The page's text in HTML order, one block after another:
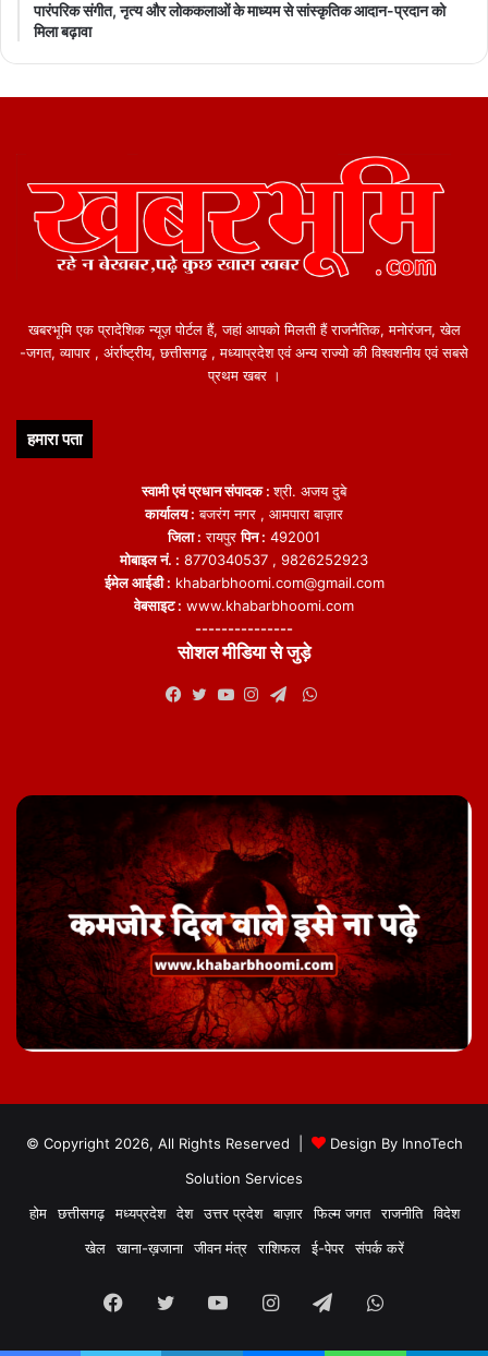
पारंपरिक संगीत, नृत्य और लोककलाओं के माध्यम से सांस्कृतिक आदान-प्रदान को
मिला बढ़ावा
खबरभूमि एक प्रादेशिक न्यूज़ पोर्टल हैं, जहां आपको मिलती हैं राजनैतिक, मनोरंजन, खेल
-जगत, व्यापार , अंर्राष्ट्रीय, छत्तीसगढ़ , मध्याप्रदेश एवं अन्य राज्यो की विश्वशनीय एवं सबसे
प्रथम खबर ।
हमारा पता
स्वामी एवं प्रधान संपादक :श्री. अजय दुबे
कार्यालय : बजरंग नगर , आमपारा बाज़ार
जिला : रायपुरपिन : 492001
मोबाइल नं. : 8770340537 , 9826252923
ईमेल आईडी : khabarbhoomi.com@gmail.com
वेबसाइट : www.khabarbhoomi.com
---------------
सोशल मीडिया से जुड़े
WhatsApp
© Copyright 2026, All Rights Reserved | Design By InnoTech
Solution Services
होम
छत्तीसगढ़ मध्यप्रदेश देश उत्तर प्रदेश बाज़ार फिल्म जगत राजनीति
विदेश
खेल
खाना-ख़जाना जीवन मंत्र राशिफल ई-पेपर संपर्क करें
Facebook
TwitterYouTubeInstagram
TelegramWhatsApp